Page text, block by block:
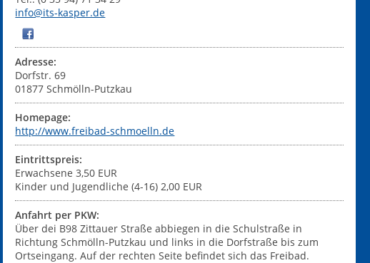
info@its-kasper.de
Adresse:
Dorfstr. 69
01877 Schmölln-Putzkau
Homepage:
http://www.freibad-schmoelln.de
Eintrittspreis:
Erwachsene 3,50 EUR
Kinder und Jugendliche (4-16) 2,00 EUR
Anfahrt per PKW:
Über dei B98 Zittauer Straße abbiegen in die Schulstraße in
Richtung Schmölln-Putzkau und links in die Dorfstraße bis zum
Ortseingang. Auf der rechten Seite befindet sich das Freibad.